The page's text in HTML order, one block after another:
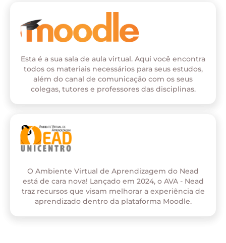
Esta é a sua sala de aula virtual. Aqui você encontra
todos os materiais necessários para seus estudos,
além do canal de comunicação com os seus
colegas, tutores e professores das disciplinas.
O Ambiente Virtual de Aprendizagem do Nead
está de cara nova! Lançado em 2024, o AVA - Nead
traz recursos que visam melhorar a experiência de
aprendizado dentro da plataforma Moodle.